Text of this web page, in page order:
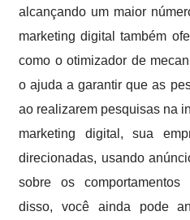
alcançando um maior
marketing digital também
como o otimizador de
o ajuda a garantir que as
ao realizarem pesquisas na
marketing digital, sua
direcionadas, usando
sobre os
disso, você ainda pode